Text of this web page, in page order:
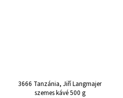
3666 Tanzánia, Jiří Langmajer
szemes kávé 500 g